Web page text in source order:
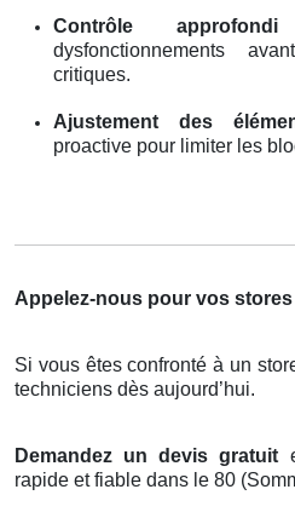
Contrôle approfondi
dysfonctionnements
critiques.
Ajustement des
proactive pour limiter les
Appelez-nous pour vos stores
Si vous êtes confronté à un
techniciens dès aujourd’hui.
Demandez un devis gratuit
rapide et fiable dans le 80